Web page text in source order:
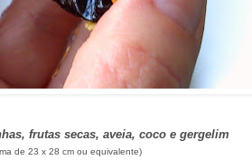
frutas secas, aveia, coco e gergelim
de 23 x 28 cm ou equivalente)